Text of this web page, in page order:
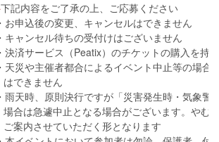
下記内容をご了承の上、ご応募ください
お申込後の変更、キャンセルはできません
キャンセル待ちの受付けはございません
決済サービス（Peatix）のチケットの購入を持
天災や主催者都合によるイベント中止等の場合
はできません
雨天時、原則決行ですが「災害発生時・気象警
場合は急遽中止となる場合がございます。やむ
ご案内させていただく形となります